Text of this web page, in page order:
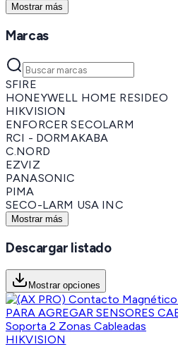
Mostrar más
Marcas
SFIRE
HONEYWELL HOME RESIDEO
HIKVISION
ENFORCER SECOLARM
RCI - DORMAKABA
C.NORD
EZVIZ
PANASONIC
PIMA
SECO-LARM USA INC
Mostrar más
Descargar listado
Mostrar opciones
HIKVISION